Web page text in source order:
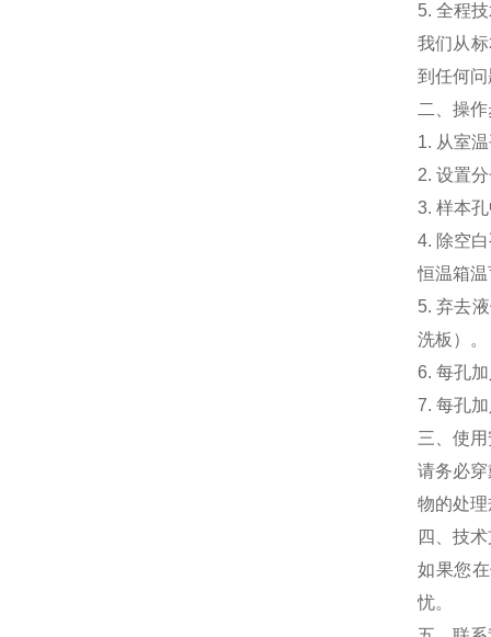
5. 全程
我们从
到任何
二、操
1. 从室
2. 设置
3. 样本
4. 除空
恒温箱
5. 弃去
洗板）。
6. 每孔
7. 每孔
三、使
请务必
物的处
四、技
如果您
忧。